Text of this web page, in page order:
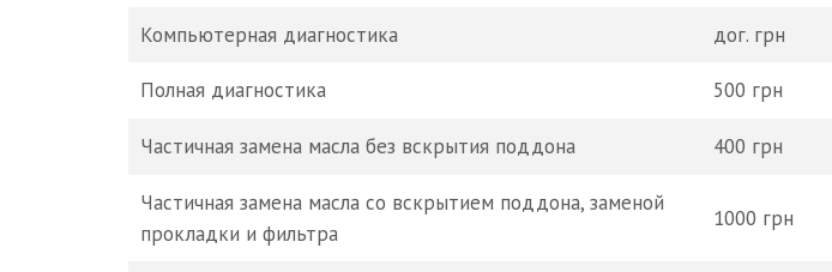
Компьютерная диагностика дог. грн
Полная диагностика 500 грн
Частичная замена масла без вскрытия поддона 400 грн
Частичная замена масла со вскрытием поддона, заменой
прокладки и фильтра
1000 грн